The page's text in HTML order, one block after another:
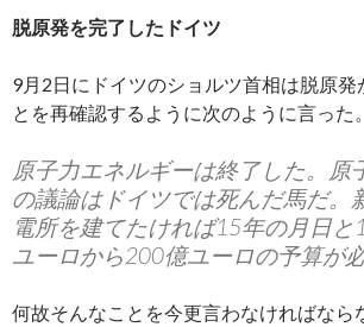
脱原発を完了したドイツ
9月2日にドイツのショルツ首相は脱原発
とを再確認するように次のように言った。
原子力エネルギーは終了した。原
の議論はドイツでは死んだ馬だ。
電所を建てたければ15年の月日
ユーロから200億ユーロの予算が
何故そんなことを今更言わなければなら